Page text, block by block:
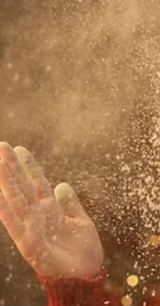
pleine que prévue… ça vous parle ? Et
forcément, les mêmes questions reviennent
Votre enfant doit-il absolument manger le
matin ? Que pouvez-vous lui proposer sans
transformer le petit-déjeuner en débat ?
céréales et les gât